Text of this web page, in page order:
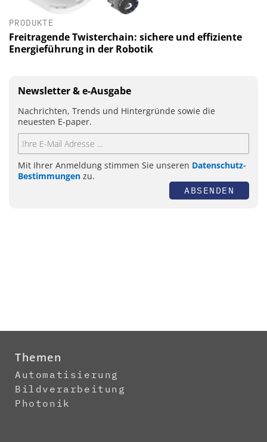
PRODUKTE
Freitragende Twisterchain: sichere und effiziente
Energieführung in der Robotik
Newsletter & e-Ausgabe
Nachrichten, Trends und Hintergründe sowie die
neuesten E-paper.
Mit Ihrer Anmeldung stimmen Sie unseren Datenschutz-
Bestimmungen zu.
ABSENDEN
Themen
Automatisierung
Bildverarbeitung
Photonik